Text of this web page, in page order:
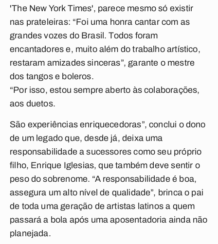
'The New York Times', parece mesmo só existir
nas prateleiras: “Foi uma honra cantar com as
grandes vozes do Brasil. Todos foram
encantadores e, muito além do trabalho artístico,
restaram amizades sinceras”, garante o mestre
dos tangos e boleros.
“Por isso, estou sempre aberto às colaborações,
aos duetos.
São experiências enriquecedoras”, conclui o dono
de um legado que, desde já, deixa uma
responsabilidade a sucessores como seu próprio
filho, Enrique Iglesias, que também deve sentir o
peso do sobrenome. “A responsabilidade é boa,
assegura um alto nível de qualidade”, brinca o pai
de toda uma geração de artistas latinos a quem
passará a bola após uma aposentadoria ainda não
planejada.